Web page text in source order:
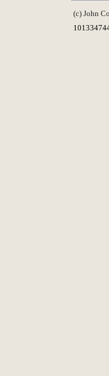
(c) John